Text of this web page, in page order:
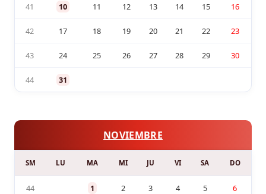
41 10 11 12 13 14 15 16
42 17 18 19 20 21 22 23
43 24 25 26 27 28 29 30
44 31
NOVIEMBRE
SM LU MA MI JU VI SA DO
44 1 2 3 4 5 6